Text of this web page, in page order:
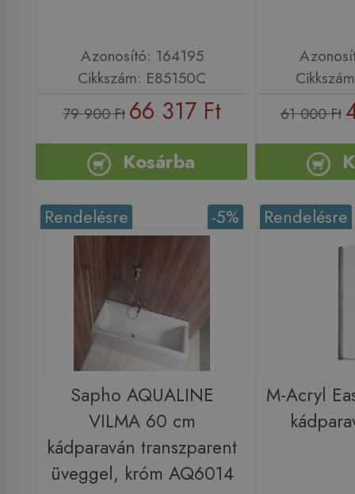
Azonosító: 164195
Cikkszám: E85150C
79 900 Ft 66 317 Ft
Kosárba
61 000 Ft
-5%
Rendelésre
Sapho AQUALINE
VILMA 60 cm
kádparaván transzparent
üveggel, króm AQ6014
Rendelésre
M-Acryl